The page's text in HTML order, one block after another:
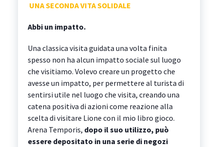
UNA SECONDA VITA SOLIDALE
Abbi un impatto.
Una classica visita guidata una volta finita
spesso non ha alcun impatto sociale sul luogo
che visitiamo. Volevo creare un progetto che
avesse un impatto, per permettere al turista di
sentirsi utile nel luogo che visita, creando una
catena positiva di azioni come reazione alla
scelta di visitare Lione con il mio libro gioco.
Arena Temporis, dopo il suo utilizzo, può
essere depositato in una serie di negozi